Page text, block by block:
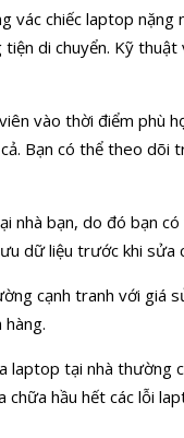
vác chiếc laptop
di chuyển. Kỹ
vào thời điểm phù
Bạn có thể theo
nhà bạn, do đó bạn
dữ liệu trước khi sửa
cạnh tranh với giá
laptop tại nhà thường
hầu hết các lỗi